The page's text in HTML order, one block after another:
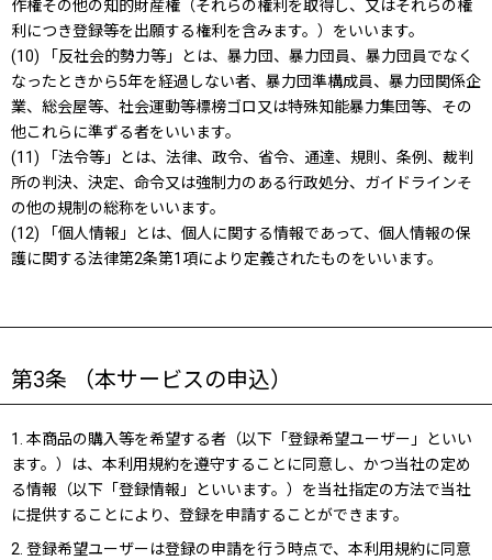
作権その他の知的財産権（それらの権利を取得し、又はそれらの権
利につき登録等を出願する権利を含みます。）をいいます。
(10) 「反社会的勢力等」とは、暴力団、暴力団員、暴力団員でなく
なったときから5年を経過しない者、暴力団準構成員、暴力団関係企
業、総会屋等、社会運動等標榜ゴロ又は特殊知能暴力集団等、その
他これらに準ずる者をいいます。
(11) 「法令等」とは、法律、政令、省令、通達、規則、条例、裁判
所の判決、決定、命令又は強制力のある行政処分、ガイドラインそ
の他の規制の総称をいいます。
(12) 「個人情報」とは、個人に関する情報であって、個人情報の保
護に関する法律第2条第1項により定義されたものをいいます。
第3条 （本サービスの申込）
1. 本商品の購入等を希望する者（以下「登録希望ユーザー」といい
ます。）は、本利用規約を遵守することに同意し、かつ当社の定め
る情報（以下「登録情報」といいます。）を当社指定の方法で当社
に提供することにより、登録を申請することができます。
2. 登録希望ユーザーは登録の申請を行う時点で、本利用規約に同意